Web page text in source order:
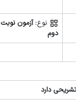
نوع:آزمون نوبت
دوم
دارد